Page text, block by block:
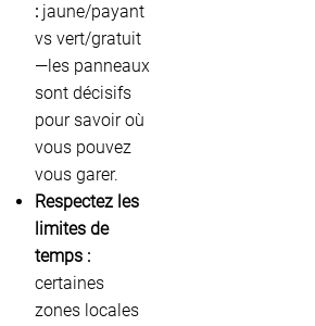
: jaune/payant
vs vert/gratuit
—les panneaux
sont décisifs
pour savoir où
vous pouvez
vous garer.
Respectez les
limites de
temps :
certaines
zones locales